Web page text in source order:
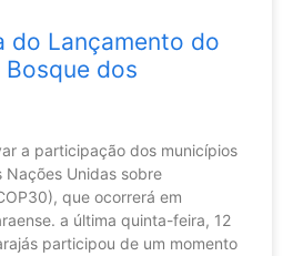
do Lançamento do
Bosque dos
a participação dos municípios
Nações Unidas sobre
que ocorrerá em
a última quinta-feira, 12
participou de um momento